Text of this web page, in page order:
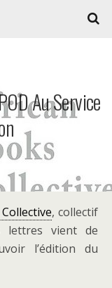
Au Service
, collectif
lettres vient de
l’édition du